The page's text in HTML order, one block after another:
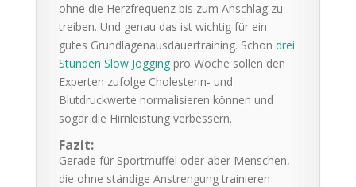
ohne die Herzfrequenz bis zum Anschlag zu
treiben. Und genau das ist wichtig für ein
gutes Grundlagenausdauertraining. Schon drei
Stunden Slow Joggingpro Woche sollen den
Experten zufolge Cholesterin- und
Blutdruckwerte normalisieren können und
sogar die Hirnleistung verbessern.
Fazit:
Gerade für Sportmuffel oder aber Menschen,
die ohne ständige Anstrengung trainieren